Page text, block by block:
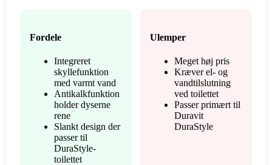
Fordele
Integreret
skyllefunktion
med varmt vand
Antikalkfunktion
holder dyserne
rene
Slankt design der
passer til
DuraStyle-
toilettet
Ulemper
Meget høj pris
Kræver el- og
vandtilslutning
ved toilettet
Passer primært til
Duravit
DuraStyle